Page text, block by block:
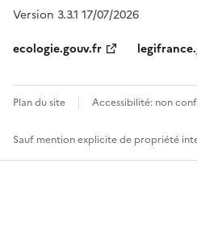
Version 3.3.1 17/07/2026
ecologie.gouv.fr
Plan du site Accessibilité: non
Sauf mention explicite de propriété